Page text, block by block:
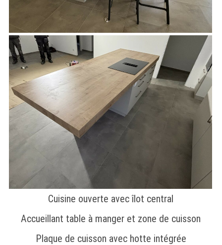
Cuisine ouverte avec îlot central
Accueillant table à manger et zone de cuisson
Plaque de cuisson avec hotte intégrée